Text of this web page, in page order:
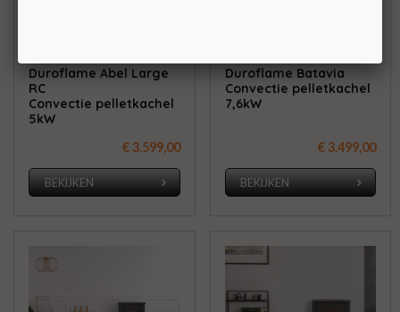
Duroflame Abel Large
RC
Convectie pelletkachel
5kW
€ 3.599,00
BEKIJKEN
Duroflame Batavia
Convectie pelletkachel
7,6kW
€ 3.499,00
BEKIJKEN